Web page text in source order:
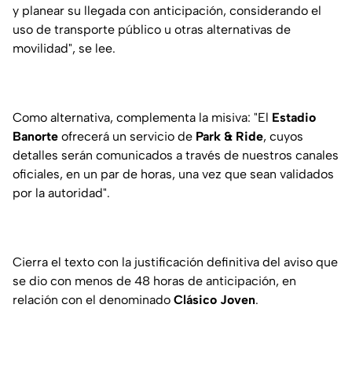
y planear su llegada con anticipación, considerando el
uso de transporte público u otras alternativas de
movilidad", se lee.
Como alternativa, complementa la misiva: "El Estadio
Banorte ofrecerá un servicio de Park & Ride, cuyos
detalles serán comunicados a través de nuestros canales
oficiales, en un par de horas, una vez que sean validados
por la autoridad".
Cierra el texto con la justificación definitiva del aviso que
se dio con menos de 48 horas de anticipación, en
relación con el denominado Clásico Joven.